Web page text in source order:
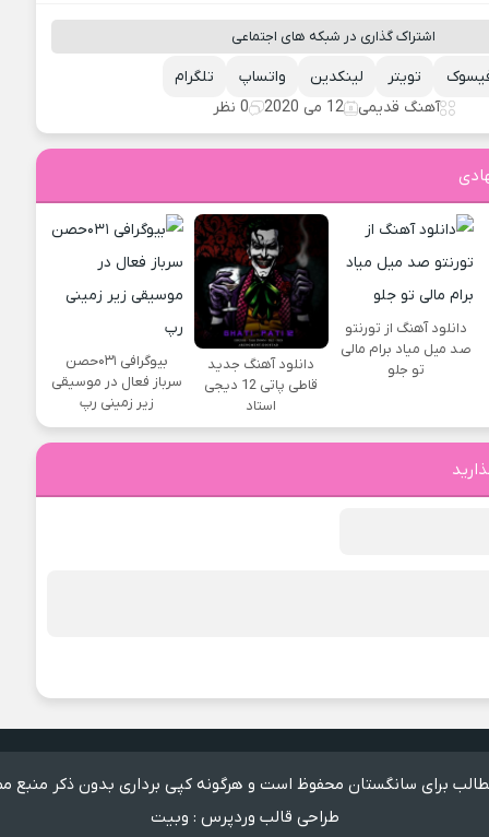
اشتراک گذاری در شبکه های اجتماعی
تلگرام واتساپ لینکدین تویتر
آهنگ قدیمی
12 می 2020 0 نظر
دانلود آهنگ از تورنتو
صد میل میاد برام مالی
تو جلو
دانلود آهنگ جدید
قاطی پاتی 12 دیجی
استاد
بیوگرافی ۰۳۱حصن
سرباز فعال در موسیقی
زیر زمینی رپ
برای سانگستان محفوظ است و هرگونه کپی برداری بدون ذکر منبع
طراحی قالب وردپرس : وبیت